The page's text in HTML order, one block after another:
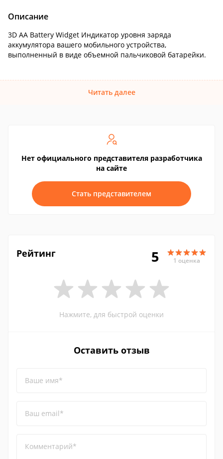
Описание
3D AA Battery Widget Индикатор уровня заряда
аккумулятора вашего мобильного устройства,
выполненный в виде объемной пальчиковой батарейки.
Читать далее
Нет официального представителя разработчика
на сайте
Стать представителем
Рейтинг 5 1 оценка
Нажмите, для быстрой оценки
Оставить отзыв
Ваше имя*
Ваш email*
Комментарий*